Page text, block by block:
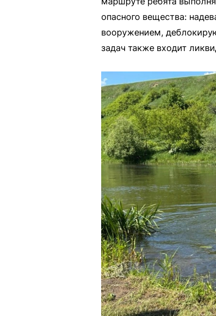
опасного вещества:
вооружением,
задач также входит